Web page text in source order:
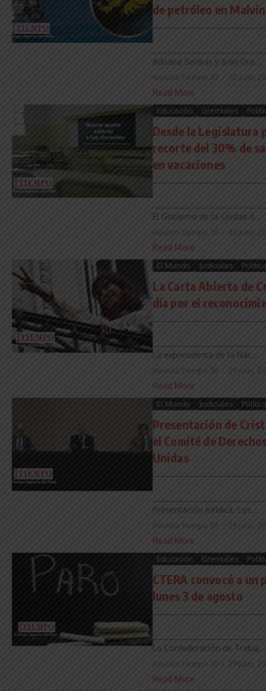
de petróleo en
Adriana Serquis y Juan Gra...
Revista Tiempo 30 30 julio,
Read More
Educación Gremiales
Desde la Legislatura
recorte del 30% de
en vacaciones
El Gobierno de la Ciudad d...
Revista Tiempo 30 30 julio,
Read More
El Mundo Judiciales Política
La Carta Abierta de
día por el
La expresidenta de la Nac...
Revista Tiempo 30 29 julio,
Read More
El Mundo Judiciales Política
Presentación de
el Comité de
Unidas
Presentación Jurídica. Los...
Revista Tiempo 30 29 julio,
Read More
Educación Gremiales
CTERA convocó a
lunes 3 de agosto
La Confederación de Trabaj...
Revista Tiempo 30 29 julio,
Read More